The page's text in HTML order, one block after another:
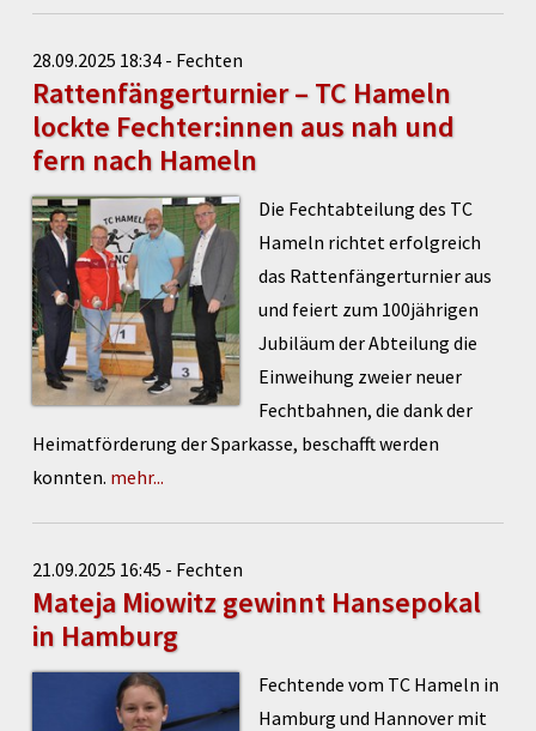
28.09.2025 18:34 - Fechten
Rattenfängerturnier – TC Hameln
lockte Fechter:innen aus nah und
fern nach Hameln
Die Fechtabteilung des TC
Hameln richtet erfolgreich
das Rattenfängerturnier aus
und feiert zum 100jährigen
Jubiläum der Abteilung die
Einweihung zweier neuer
Fechtbahnen, die dank der
Heimatförderung der Sparkasse, beschafft werden
konnten. mehr...
21.09.2025 16:45 - Fechten
Mateja Miowitz gewinnt Hansepokal
in Hamburg
Fechtende vom TC Hameln in
Hamburg und Hannover mit